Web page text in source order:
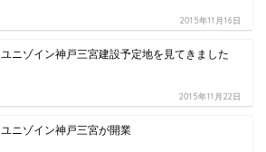
2015年11月16日
ユニゾイン神戸三宮建設予定地を見てきました
2015年11月22日
ユニゾイン神戸三宮が開業